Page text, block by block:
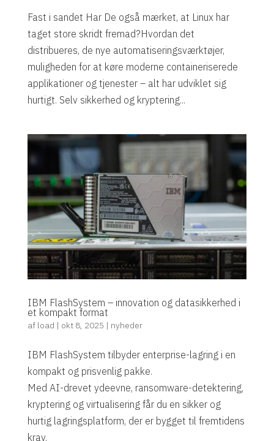
Fast i sandet Har De også mærket, at Linux har
taget store skridt fremad?Hvordan det
distribueres, de nye automatiseringsværktøjer,
muligheden for at køre moderne containeriserede
applikationer og tjenester – alt har udviklet sig
hurtigt. Selv sikkerhed og kryptering...
IBM FlashSystem – innovation og datasikkerhed i
et kompakt format
af load | okt 8, 2025 | nyheder
IBM FlashSystem tilbyder enterprise-lagring i en
kompakt og prisvenlig pakke.
Med AI-drevet ydeevne, ransomware-detektering,
kryptering og virtualisering får du en sikker og
hurtig lagringsplatform, der er bygget til fremtidens
krav.